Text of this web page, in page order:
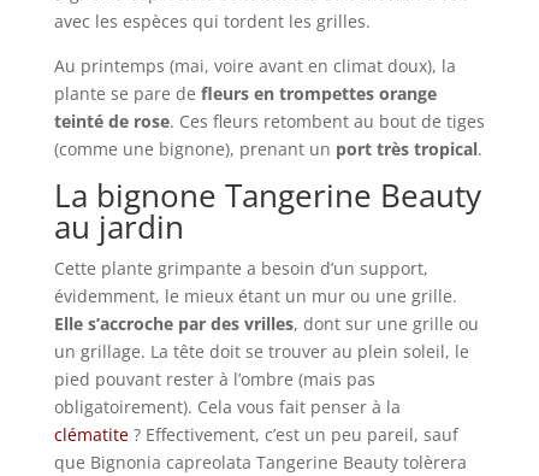
avec les espèces qui tordent les grilles.
Au printemps (mai, voire avant en climat doux), la
plante se pare de fleurs en trompettes orange
teinté de rose. Ces fleurs retombent au bout de tiges
(comme une bignone), prenant un port très tropical.
La bignone Tangerine Beauty
au jardin
Cette plante grimpante a besoin d’un support,
évidemment, le mieux étant un mur ou une grille.
Elle s’accroche par des vrilles, dont sur une grille ou
un grillage. La tête doit se trouver au plein soleil, le
pied pouvant rester à l’ombre (mais pas
obligatoirement). Cela vous fait penser à la
clématite ? Effectivement, c’est un peu pareil, sauf
que Bignonia capreolata Tangerine Beauty tolèrera